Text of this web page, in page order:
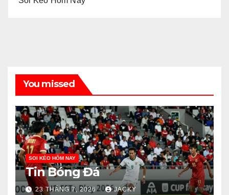
You missed
SOI KÈO HÔM NAY
Tin Bóng Đá
23 THÁNG 7, 2026 JACKY